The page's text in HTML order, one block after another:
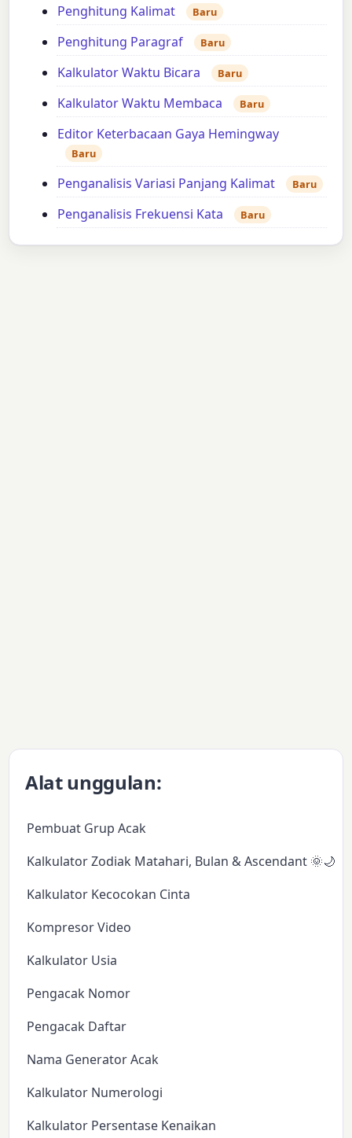
Penghitung Kalimat Baru
Penghitung Paragraf Baru
Kalkulator Waktu Bicara Baru
Kalkulator Waktu Membaca Baru
Editor Keterbacaan Gaya Hemingway
Baru
Penganalisis Variasi Panjang Kalimat Baru
Penganalisis Frekuensi Kata Baru
Alat unggulan:
Pembuat Grup Acak
Kalkulator Zodiak Matahari, Bulan & Ascendant 🌞🌙✨
Kalkulator Kecocokan Cinta
Kompresor Video
Kalkulator Usia
Pengacak Nomor
Pengacak Daftar
Nama Generator Acak
Kalkulator Numerologi
Kalkulator Persentase Kenaikan